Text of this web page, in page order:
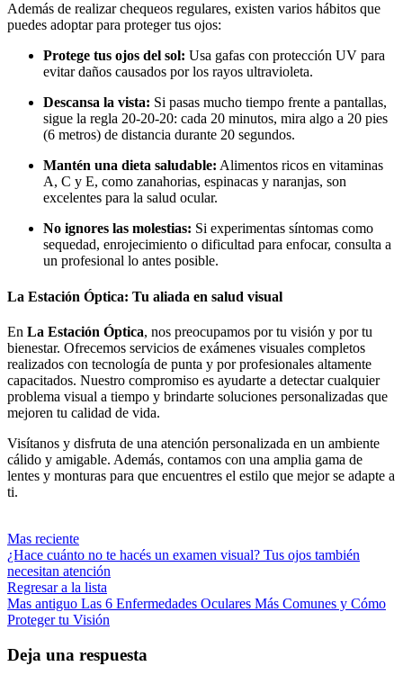
Además de realizar chequeos regulares, existen varios hábitos que
puedes adoptar para proteger tus ojos:
Protege tus ojos del sol: Usa gafas con protección UV para
evitar daños causados por los rayos ultravioleta.
Descansa la vista: Si pasas mucho tiempo frente a pantallas,
sigue la regla 20-20-20: cada 20 minutos, mira algo a 20 pies
(6 metros) de distancia durante 20 segundos.
Mantén una dieta saludable: Alimentos ricos en vitaminas
A, C y E, como zanahorias, espinacas y naranjas, son
excelentes para la salud ocular.
No ignores las molestias: Si experimentas síntomas como
sequedad, enrojecimiento o dificultad para enfocar, consulta a
un profesional lo antes posible.
La Estación Óptica: Tu aliada en salud visual
En La Estación Óptica, nos preocupamos por tu visión y por tu
bienestar. Ofrecemos servicios de exámenes visuales completos
realizados con tecnología de punta y por profesionales altamente
capacitados. Nuestro compromiso es ayudarte a detectar cualquier
problema visual a tiempo y brindarte soluciones personalizadas que
mejoren tu calidad de vida.
Visítanos y disfruta de una atención personalizada en un ambiente
cálido y amigable. Además, contamos con una amplia gama de
lentes y monturas para que encuentres el estilo que mejor se adapte a
ti.
Mas reciente
¿Hace cuánto no te hacés un examen visual? Tus ojos también
necesitan atención
Regresar a la lista
Mas antiguo Las 6 Enfermedades Oculares Más Comunes y Cómo
Proteger tu Visión
Deja una respuesta